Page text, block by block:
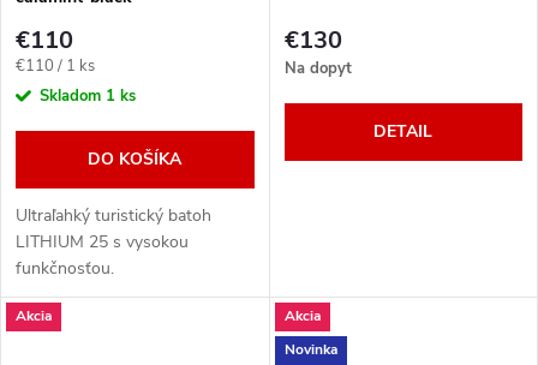
€110
Jednotková
cena:
€110 / 1 ks
Skladom 1 ks
DO KOŠÍKA
Ultraľahký turistický batoh
LITHIUM 25 s vysokou
funkčnosťou.
€130
Na dopyt
DETAIL
Akcia
Akcia
Novinka